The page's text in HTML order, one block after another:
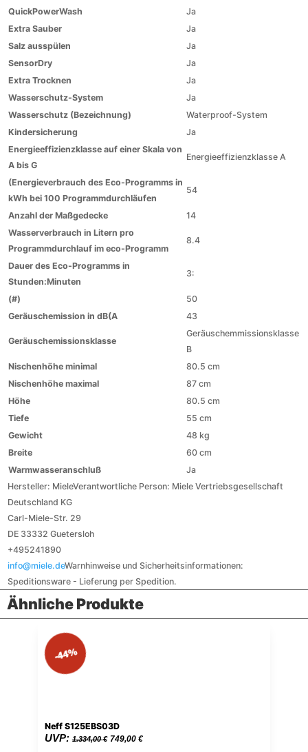
QuickPowerWash
Ja
Extra Sauber
Ja
Salz ausspülen
Ja
SensorDry
Ja
Extra Trocknen
Ja
Wasserschutz-System
Ja
Wasserschutz (Bezeichnung)
Waterproof-System
Kindersicherung
Ja
Energieeffizienzklasse auf einer Skala von
A bis G
Energieeffizienzklasse A
(Energieverbrauch des Eco-Programms in
kWh bei 100 Programmdurchläufen
54
Anzahl der Maßgedecke
14
Wasserverbrauch in Litern pro
Programmdurchlauf im eco-Programm
8.4
Dauer des Eco-Programms in
Stunden:Minuten
3:
(#)
50
Geräuschemission in dB(A
43
Geräuschemissionsklasse
Geräuschemmissionsklasse
B
Nischenhöhe minimal
80.5 cm
Nischenhöhe maximal
87 cm
Höhe
80.5 cm
Tiefe
55 cm
Gewicht
48 kg
Breite
60 cm
Warmwasseranschluß
Ja
Hersteller: MieleVerantwortliche Person: Miele Vertriebsgesellschaft
Deutschland KG
Carl-Miele-Str. 29
DE 33332 Guetersloh
+495241890
info@miele.deWarnhinweise und Sicherheitsinformationen:
Speditionsware - Lieferung per Spedition.
Ähnliche Produkte
Neff S125EBS03D
UVP: 1.334,00€ Ursprünglicher
749,00 €Aktueller
-44%